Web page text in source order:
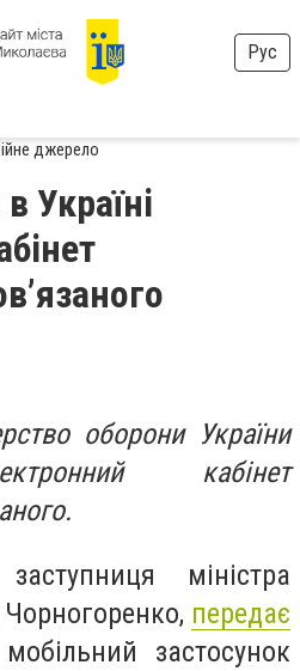
Рус
джерело
Україні
оборони України
кабінет
міністра
передає
застосунок